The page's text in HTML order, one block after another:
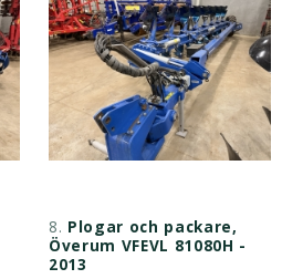
8. Plogar och packare,
Överum VFEVL 81080H -
2013